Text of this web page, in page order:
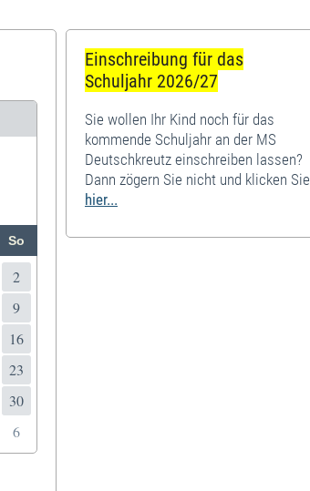
So
2
9
16
23
30
6
Einschreibung für das
Schuljahr 2026/27
Sie wollen Ihr Kind noch für das
kommende Schuljahr an der MS
Deutschkreutz einschreiben lassen?
Dann zögern Sie nicht und klicken Sie
hier...